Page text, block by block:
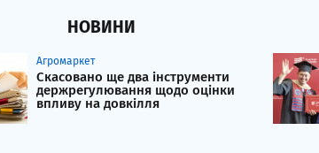
НОВИНИ
Агромаркет
Скасовано ще два інструменти
держрегулювання щодо оцінки
впливу на довкілля